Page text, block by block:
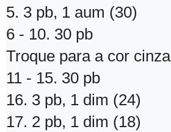
5. 3 pb, 1 aum (30)
6 - 10. 30 pb
Troque para a cor cinza
11 - 15. 30 pb
16. 3 pb, 1 dim (24)
17. 2 pb, 1 dim (18)